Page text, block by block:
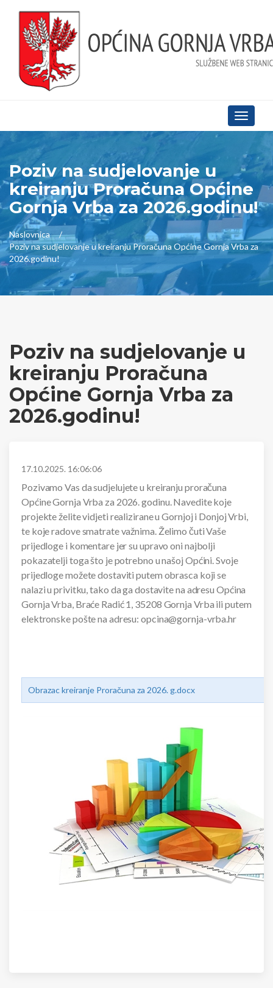
Toggle
Poziv na sudjelovanje u
kreiranju Proračuna Općine
Gornja Vrba za 2026.godinu!
Naslovnica
Poziv na sudjelovanje u kreiranju Proračuna Općine Gornja Vrba za
2026.godinu!
Poziv na sudjelovanje u
kreiranju Proračuna
Općine Gornja Vrba za
2026.godinu!
17.10.2025. 16:06:06
Pozivamo Vas da sudjelujete u kreiranju proračuna
Općine Gornja Vrba za 2026. godinu. Navedite koje
projekte želite vidjeti realizirane u Gornjoj i Donjoj Vrbi,
te koje radove smatrate važnima. Želimo čuti Vaše
prijedloge i komentare jer su upravo oni najbolji
pokazatelji toga što je potrebno u našoj Općini. Svoje
prijedloge možete dostaviti putem obrasca koji se
nalazi u privitku, tako da ga dostavite na adresu Općina
Gornja Vrba, Braće Radić 1, 35208 Gornja Vrba ili putem
elektronske pošte na adresu: opcina@gornja-vrba.hr
Obrazac kreiranje Proračuna za 2026. g.docx